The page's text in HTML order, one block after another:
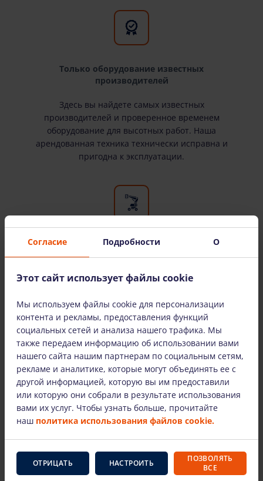
Только оборудование известных
производителей
Здесь вы найдете самых известных
производителей и проверенное временем
оборудование для высотных работ. Наша
арендованная техника технически исправна и
пригодна к эксплуатации.
Широкий выбор оборудования
высотных работ. Мы сдаем оборудование в
лицам.
НАИБОЛЕЕ ЧАСТО ЗАДАВАЕМЫЕ ВОПРОСЫ
Есть ли подробные инструкции по
использованию арендованного
оборудования?
Когда мне нужно вернуть арендованное
оборудование?
Что произойдет, если арендованное
Согласие Подробности О
Этот сайт использует файлы cookie
Мы используем файлы cookie для персонализации
контента и рекламы, предоставления функций
социальных сетей и анализа нашего трафика. Мы
также передаем информацию об использовании вами
нашего сайта нашим партнерам по социальным сетям,
рекламе и аналитике, которые могут объединять ее с
другой информацией, которую вы им предоставили
или которую они собрали в результате использования
вами их услуг. Чтобы узнать больше, прочитайте
наш политика использования файлов cookie.
ОТРИЦАТЬ НАСТРОИТЬ
ПОЗВОЛЯТЬ
ВСЕ